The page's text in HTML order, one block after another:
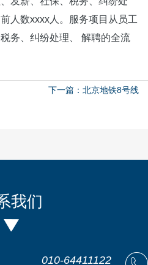
人数xxxx人。服务项目从员工
务、纠纷处理、 解聘的全流
下一篇：北京地铁8号线
我们
010-64411122